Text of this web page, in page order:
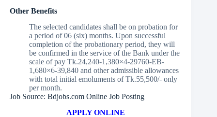
Other Benefits
The selected candidates shall be on probation for
a period of 06 (six) months. Upon successful
completion of the probationary period, they will
be confirmed in the service of the Bank under the
scale of pay Tk.24,240-1,380×4-29760-EB-
1,680×6-39,840 and other admissible allowances
with total initial emoluments of Tk.55,500/- only
per month.
Job Source: Bdjobs.com Online Job Posting
APPLY ONLINE